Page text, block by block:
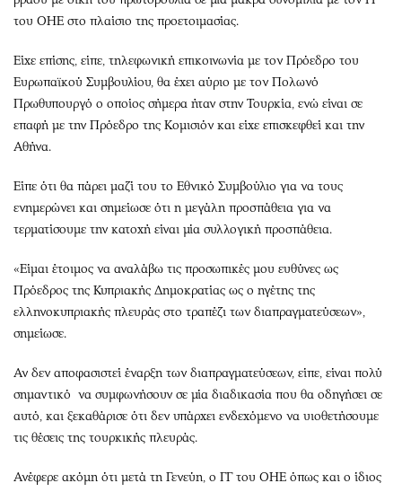
του ΟΗΕ στο πλαίσιο της προετοιμασίας.
Είχε επίσης, είπε, τηλεφωνική επικοινωνία με τον Πρόεδρο του
Ευρωπαϊκού Συμβουλίου, θα έχει αύριο με τον Πολωνό
Πρωθυπουργό ο οποίος σήμερα ήταν στην Τουρκία, ενώ είναι σε
επαφή με την Πρόεδρο της Κομισιόν και είχε επισκεφθεί και την
Αθήνα.
Είπε ότι θα πάρει μαζί του το Εθνικό Συμβούλιο για να τους
ενημερώνει και σημείωσε ότι η μεγάλη προσπάθεια για να
τερματίσουμε την κατοχή είναι μία συλλογική προσπάθεια.
«Είμαι έτοιμος να αναλάβω τις προσωπικές μου ευθύνες ως
Πρόεδρος της Κυπριακής Δημοκρατίας ως ο ηγέτης της
ελληνοκυπριακής πλευράς στο τραπέζι των διαπραγματεύσεων»,
σημείωσε.
Αν δεν αποφασιστεί έναρξη των διαπραγματεύσεων, είπε, είναι πολύ
σημαντικό να συμφωνήσουν σε μία διαδικασία που θα οδηγήσει σε
αυτό, και ξεκαθάρισε ότι δεν υπάρχει ενδεχόμενο να υιοθετήσουμε
τις θέσεις της τουρκικής πλευράς.
Ανέφερε ακόμη ότι μετά τη Γενεύη, ο ΓΓ του ΟΗΕ όπως και ο ίδιος